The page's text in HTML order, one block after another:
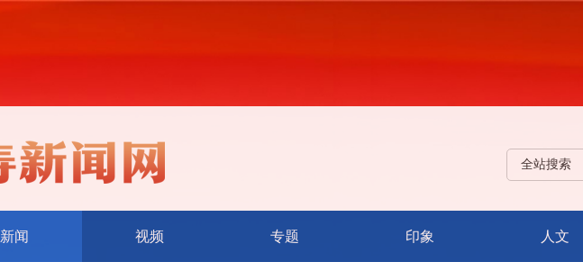
全站搜索
新闻 视频 专题 印象 人文